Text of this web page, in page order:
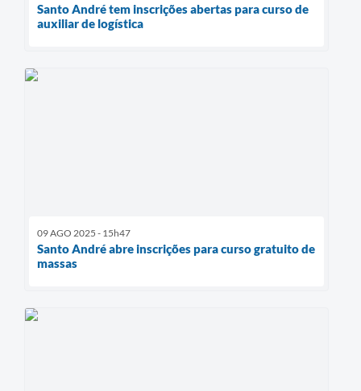
Santo André tem inscrições abertas para curso de
auxiliar de logística
09 AGO 2025 - 15h47
Santo André abre inscrições para curso gratuito de
massas